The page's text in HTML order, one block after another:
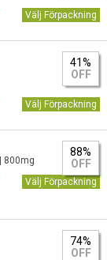
Välj Förpackning
41%
OFF
Välj Förpackning
800mg
88%
OFF
Välj Förpackning
74%
OFF